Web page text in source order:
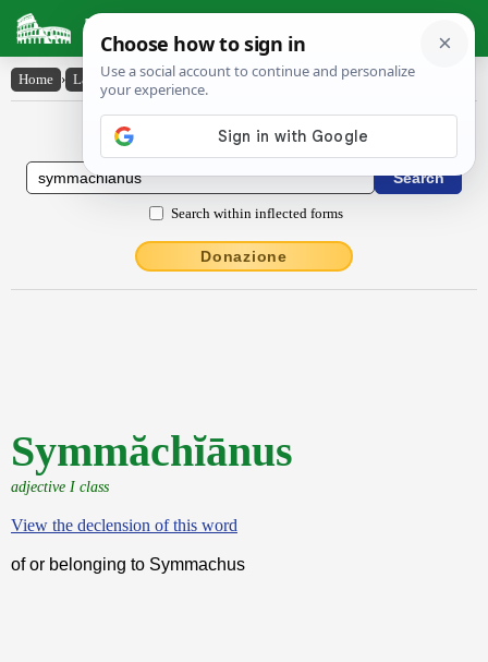
Latin Dictionary
Home › Latin-English › Symmăchĭānus
Latin to English Dictionary
Search within inflected forms
Donazione
Symmăchĭānus
adjective I class
View the declension of this word
of or belonging to Symmachus